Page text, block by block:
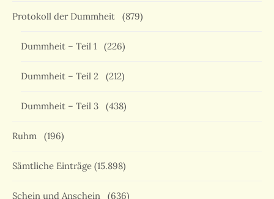
Protokoll der Dummheit (879)
Dummheit – Teil 1 (226)
Dummheit – Teil 2 (212)
Dummheit – Teil 3 (438)
Ruhm (196)
Sämtliche Einträge (15.898)
Schein und Anschein (636)